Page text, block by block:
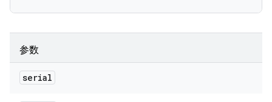
参数
serial